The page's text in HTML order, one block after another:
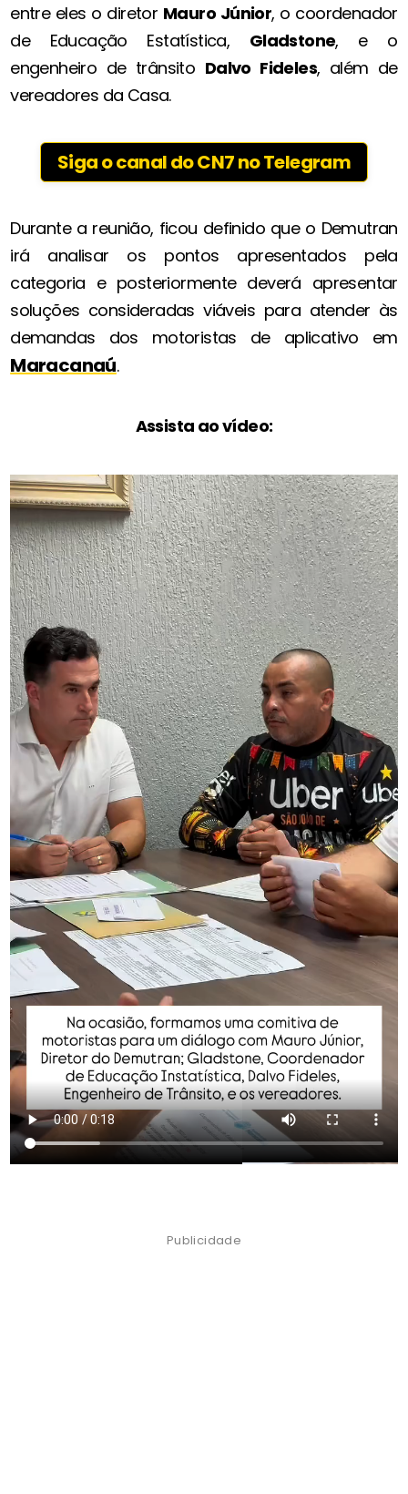
entre eles o diretor Mauro Júnior, o coordenador
de Educação Estatística, Gladstone, e o
engenheiro de trânsito Dalvo Fideles, além de
vereadores da Casa.
Siga o canal do CN7 no Telegram
Durante a reunião, ficou definido que o Demutran
irá analisar os pontos apresentados pela
categoria e posteriormente deverá apresentar
soluções consideradas viáveis para atender às
demandas dos motoristas de aplicativo em
Maracanaú.
Assista ao vídeo:
Publicidade